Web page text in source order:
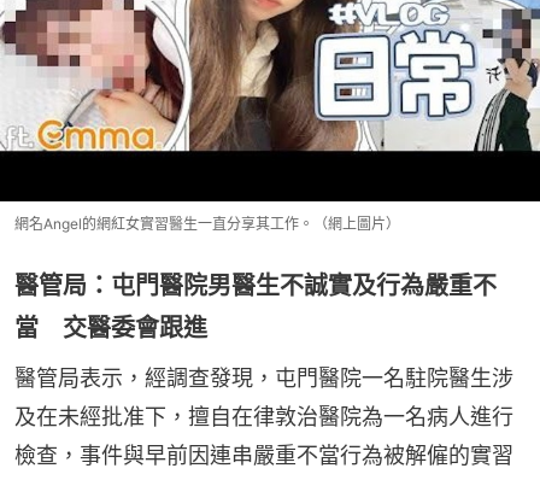
網名Angel的網紅女實習醫生一直分享其工作。（網上圖片）
醫管局：屯門醫院男醫生不誠實及行為嚴重不
當 交醫委會跟進
醫管局表示，經調查發現，屯門醫院一名駐院醫生涉
及在未經批准下，擅自在律敦治醫院為一名病人進行
檢查，事件與早前因連串嚴重不當行為被解僱的實習